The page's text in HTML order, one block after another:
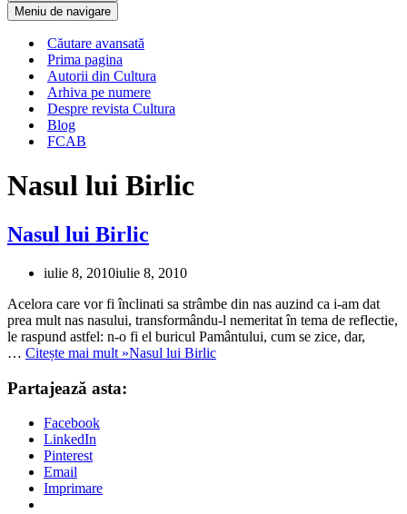
Meniu de navigare
Căutare avansată
Prima pagina
Autorii din Cultura
Arhiva pe numere
Despre revista Cultura
Blog
FCAB
Nasul lui Birlic
Nasul lui Birlic
iulie 8, 2010iulie 8, 2010
Acelora care vor fi înclinati sa strâmbe din nas auzind ca i-am dat
prea mult nas nasului, transformându-l nemeritat în tema de reflectie,
le raspund astfel: n-o fi el buricul Pamântului, cum se zice, dar,
… Citește mai mult »Nasul lui Birlic
Partajează asta:
Facebook
LinkedIn
Pinterest
Email
Imprimare